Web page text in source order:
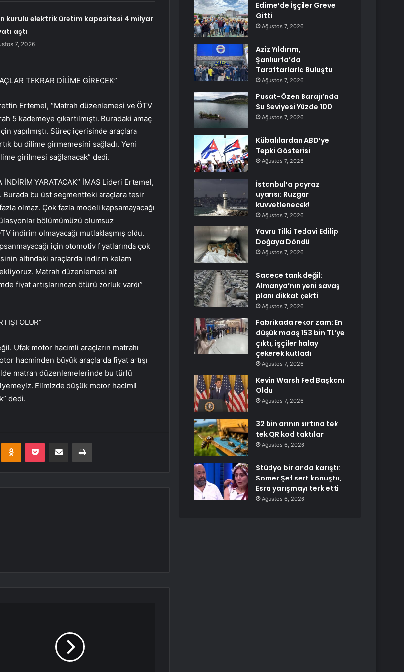
kurulu elektrik üretim kapasitesi 4 milyar
aştı
7, 2026
TEKRAR DİLİME GİRECEK”
Ertemel, “Matrah düzenlemesi ve ÖTV
5 kademeye çıkartılmıştı. Buradaki amaç
yapılmıştı. Süreç içerisinde araçlara
bu dilime girmemesini sağladı. Yeni
girilmesi sağlanacak” dedi.
İNDİRİM YARATACAK” İMAS Lideri Ertemel,
bu üst segmentteki araçlara tesir
olmaz. Çok fazla modeli kapsamayacağı
bölümümüzü olumsuz
indirim olmayacağı mutlaklaşmış oldu.
için otomotiv fiyatlarında çok
altındaki araçlarda indirim kelam
Matrah düzenlemesi alt
fiyat artışlarından ötürü zorluk vardı”
OLUR”
Ufak motor hacimli araçların matrahı
hacminden büyük araçlarda fiyat artışı
matrah düzenlemelerinde bu türlü
Elimizde düşük motor hacimli
dedi.
Odnoklassniki
Pocket E-Posta ile paylaş Yazdır
Edirne’de İşçiler Greve
Gitti
Ağustos 7, 2026
Aziz Yıldırım,
Şanlıurfa’da
Taraftarlarla Buluştu
Ağustos 7, 2026
Pusat-Özen Barajı’nda
Su Seviyesi Yüzde 100
Ağustos 7, 2026
Kübalılardan ABD’ye
Tepki Gösterisi
Ağustos 7, 2026
İstanbul’a poyraz
uyarısı: Rüzgar
kuvvetlenecek!
Ağustos 7, 2026
Yavru Tilki Tedavi Edilip
Doğaya Döndü
Ağustos 7, 2026
Sadece tank değil:
Almanya’nın yeni savaş
planı dikkat çekti
Ağustos 7, 2026
Fabrikada rekor zam: En
düşük maaş 153 bin TL’ye
çıktı, işçiler halay
çekerek kutladı
Ağustos 7, 2026
Kevin Warsh Fed Başkanı
Oldu
Ağustos 7, 2026
32 bin arının sırtına tek
tek QR kod taktılar
Ağustos 6, 2026
Stüdyo bir anda karıştı:
Somer Şef sert konuştu,
Esra yarışmayı terk etti
Ağustos 6, 2026